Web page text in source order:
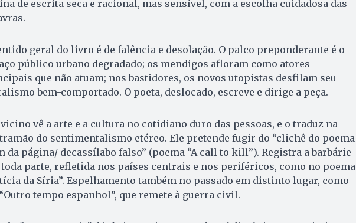
de escrita seca e racional, mas sensível, com a escolha cuidadosa das
geral do livro é de falência e desolação. O palco preponderante é o
público urbano degradado; os mendigos afloram como atores
que não atuam; nos bastidores, os novos utopistas desfilam seu
bem-comportado. O poeta, deslocado, escreve e dirige a peça.
vê a arte e a cultura no cotidiano duro das pessoas, e o traduz na
do sentimentalismo etéreo. Ele pretende fugir do “clichê do poema
da página/ decassílabo falso” (poema “A call to kill”). Registra a barbárie
parte, refletida nos países centrais e nos periféricos, como no poema
da Síria”. Espelhamento também no passado em distinto lugar, como
tempo espanhol”, que remete à guerra civil.